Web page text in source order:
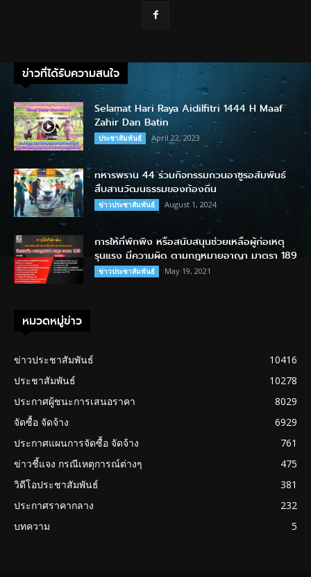
ข่าวที่ได้รับความสนใจ
Selamat Hari Raya Aidilfitri 1444 H Maaf
Zahir Dan Batin
ประชาสัมพันธ์ April 22, 2023
ทหารพราน 44 ร่วมกิจกรรมกวนอาซูรอสัมพันธ์
สืบสานวัฒนธรรมของท้องถิ่น
ข่าวประชาสัมพันธ์ August 1, 2024
การให้ที่พักพิง หรือสนับสนุนช่วยเหลือผู้ก่อเหตุ
รุนแรง มีความผิด ตามกฎหมายอาญา มาตรา 189
ข่าวประชาสัมพันธ์ May 19, 2021
หมวดหมู่ข่าว
ข่าวประชาสัมพันธ์
10416
ประชาสัมพันธ์
10278
ประกาศผู้ชนะการเสนอราคา
8029
จัดซื้อ จัดจ้าง
6929
ประกาศแผนการจัดซื้อ จัดจ้าง
761
ข่าวชี้แจง กรณีเหตุการณ์ต่างๆ
475
วิดีโอประชาสัมพันธ์
381
ประกาศราคากลาง
232
บทความ
5